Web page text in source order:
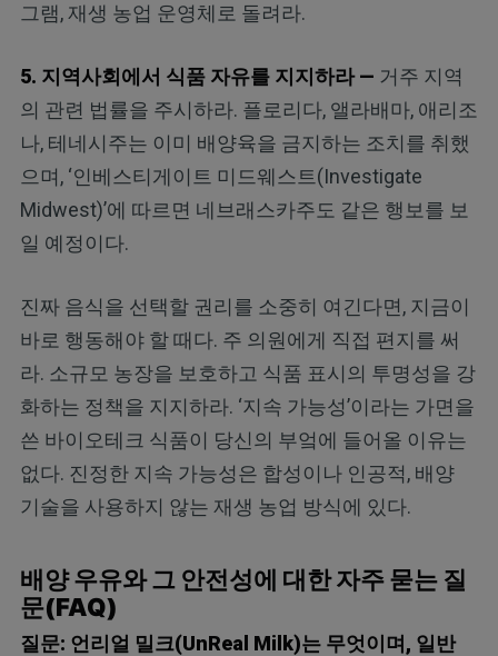
그램, 재생 농업 운영체로 돌려라.
5. 지역사회에서 식품 자유를 지지하라 — 거주 지역
의 관련 법률을 주시하라. 플로리다, 앨라배마, 애리조
나, 테네시주는 이미 배양육을 금지하는 조치를 취했
으며, ‘인베스티게이트 미드웨스트(Investigate
Midwest)’에 따르면 네브래스카주도 같은 행보를 보
일 예정이다.
진짜 음식을 선택할 권리를 소중히 여긴다면, 지금이
바로 행동해야 할 때다. 주 의원에게 직접 편지를 써
라. 소규모 농장을 보호하고 식품 표시의 투명성을 강
화하는 정책을 지지하라. ‘지속 가능성’이라는 가면을
쓴 바이오테크 식품이 당신의 부엌에 들어올 이유는
없다. 진정한 지속 가능성은 합성이나 인공적, 배양
기술을 사용하지 않는 재생 농업 방식에 있다.
배양 우유와 그 안전성에 대한 자주 묻는 질
문(FAQ)
질문: 언리얼 밀크(UnReal Milk)는 무엇이며, 일반